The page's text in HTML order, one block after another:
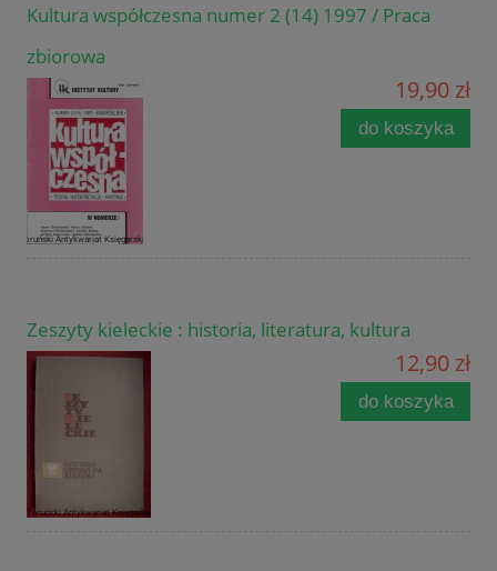
Kultura współczesna numer 2 (14) 1997 / Praca
zbiorowa
19,90 zł
do koszyka
Zeszyty kieleckie : historia, literatura, kultura
12,90 zł
do koszyka